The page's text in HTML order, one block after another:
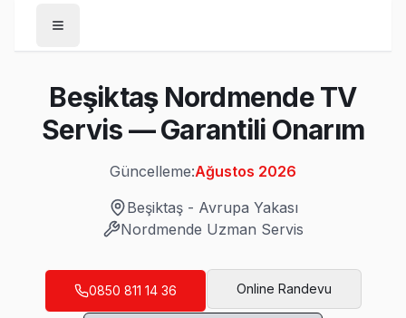
/Beşiktaş
/Nordmende
Son Güncelleme:Ağustos 2026
Beşiktaş'da Mahalle Mahalle Nordmende
Beşiktaş Nordmende TV
Servis — Garantili Onarım
Güncelleme:Ağustos 2026
Beşiktaş- Avrupa Yakası
Nordmende Uzman Servis
0850 811 14 36 Online Randevu